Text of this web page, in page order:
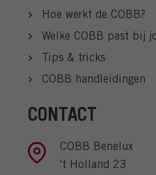
Hoe werkt de COBB?
Welke COBB past bij
Tips & tricks
COBB handleidingen
CONTACT
COBB Benelux
't Holland 23